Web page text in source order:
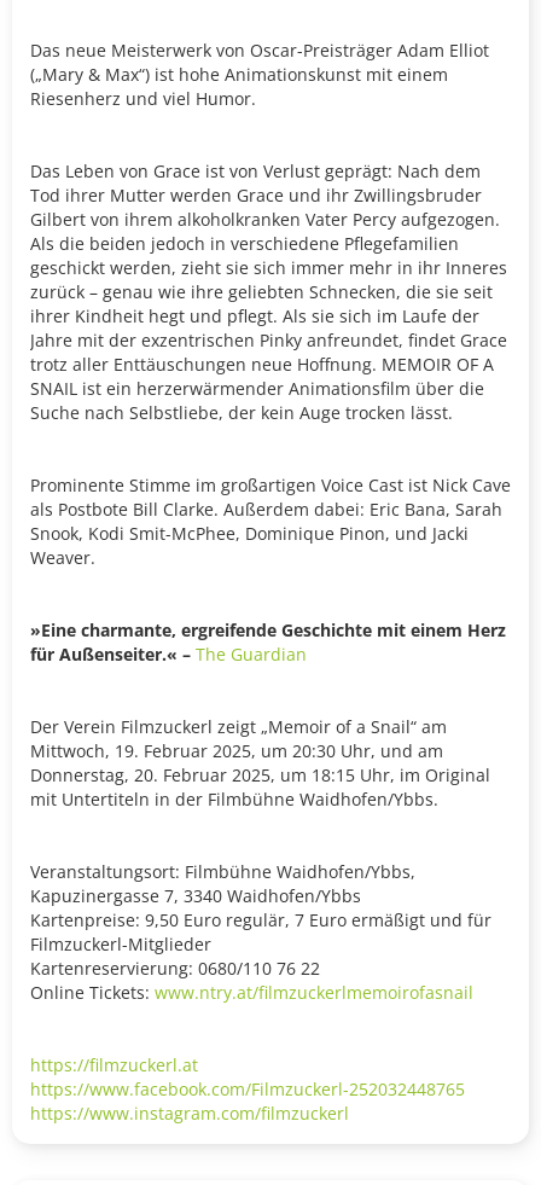
Das neue Meisterwerk von Oscar-Preisträger Adam Elliot
(„Mary & Max“) ist hohe Animationskunst mit einem
Riesenherz und viel Humor.
Das Leben von Grace ist von Verlust geprägt: Nach dem
Tod ihrer Mutter werden Grace und ihr Zwillingsbruder
Gilbert von ihrem alkoholkranken Vater Percy aufgezogen.
Als die beiden jedoch in verschiedene Pflegefamilien
geschickt werden, zieht sie sich immer mehr in ihr Inneres
zurück – genau wie ihre geliebten Schnecken, die sie seit
ihrer Kindheit hegt und pflegt. Als sie sich im Laufe der
Jahre mit der exzentrischen Pinky anfreundet, findet Grace
trotz aller Enttäuschungen neue Hoffnung. MEMOIR OF A
SNAIL ist ein herzerwärmender Animationsfilm über die
Suche nach Selbstliebe, der kein Auge trocken lässt.
Prominente Stimme im großartigen Voice Cast ist Nick Cave
als Postbote Bill Clarke. Außerdem dabei: Eric Bana, Sarah
Snook, Kodi Smit-McPhee, Dominique Pinon, und Jacki
Weaver.
»Eine charmante, ergreifende Geschichte mit einem Herz
für Außenseiter.« – The Guardian
Der Verein Filmzuckerl zeigt „Memoir of a Snail“ am
Mittwoch, 19. Februar 2025, um 20:30 Uhr, und am
Donnerstag, 20. Februar 2025, um 18:15 Uhr, im Original
mit Untertiteln in der Filmbühne Waidhofen/Ybbs.
Veranstaltungsort: Filmbühne Waidhofen/Ybbs,
Kapuzinergasse 7, 3340 Waidhofen/Ybbs
Kartenpreise: 9,50 Euro regulär, 7 Euro ermäßigt und für
Filmzuckerl-Mitglieder
Kartenreservierung: 0680/110 76 22
Online Tickets: www.ntry.at/filmzuckerlmemoirofasnail
https://filmzuckerl.at
https://www.facebook.com/Filmzuckerl-252032448765
https://www.instagram.com/filmzuckerl